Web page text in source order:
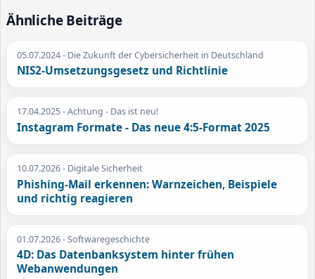
Ähnliche Beiträge
05.07.2024- Die Zukunft der Cybersicherheit in Deutschland
NIS2-Umsetzungsgesetz und Richtlinie
17.04.2025- Achtung - Das ist neu!
Instagram Formate - Das neue 4:5-Format 2025
10.07.2026- Digitale Sicherheit
Phishing-Mail erkennen: Warnzeichen, Beispiele
und richtig reagieren
01.07.2026- Softwaregeschichte
4D: Das Datenbanksystem hinter frühen
Webanwendungen